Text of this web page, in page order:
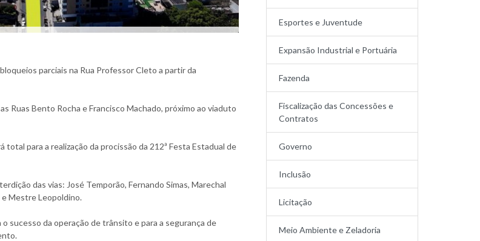
parciais na Rua Professor Cleto a partir da
Ruas Bento Rocha e Francisco Machado, próximo ao viaduto
para a realização da procissão da 212ª Festa Estadual de
das vias: José Temporão, Fernando Simas, Marechal
e Mestre Leopoldino.
sucesso da operação de trânsito e para a segurança de
Esportes e Juventude
Expansão Industrial e Portuária
Fazenda
Fiscalização das Concessões e
Contratos
Governo
Inclusão
Licitação
Meio Ambiente e Zeladoria